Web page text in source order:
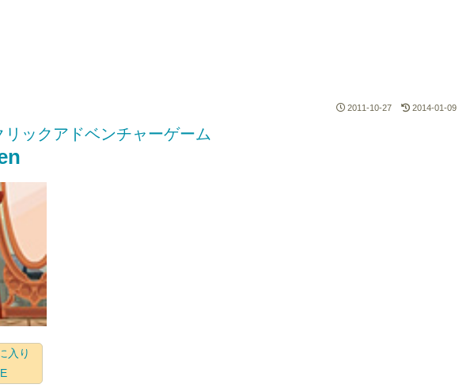
2011-10-27 2014-01-09
ックアドベンチャーゲーム
入り